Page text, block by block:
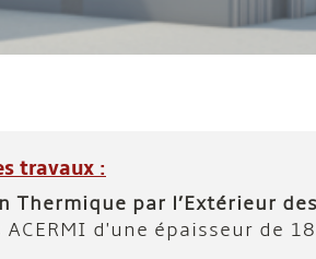
travaux :
Thermique par l’Extérieur
d'une épaisseur de